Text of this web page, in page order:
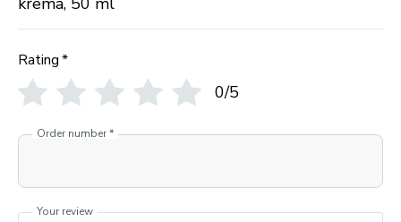
Rating*
0/5
Order number*
Your review